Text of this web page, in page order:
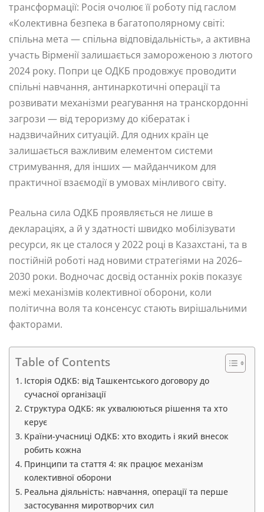
трансформації: Росія очолює її роботу під гаслом
«Колективна безпека в багатополярному світі:
спільна мета — спільна відповідальність», а активна
участь Вірменії залишається замороженою з лютого
2024 року. Попри це ОДКБ продовжує проводити
спільні навчання, антинаркотичні операції та
розвивати механізми реагування на транскордонні
загрози — від тероризму до кібератак і
надзвичайних ситуацій. Для одних країн це
залишається важливим елементом системи
стримування, для інших — майданчиком для
практичної взаємодії в умовах мінливого світу.
Реальна сила ОДКБ проявляється не лише в
деклараціях, а й у здатності швидко мобілізувати
ресурси, як це сталося у 2022 році в Казахстані, та в
постійній роботі над новими стратегіями на 2026–
2030 роки. Водночас досвід останніх років показує
межі механізмів колективної оборони, коли
політична воля та консенсус стають вирішальними
факторами.
Table of Contents
Історія ОДКБ: від Ташкентського договору до
сучасної організації
Структура ОДКБ: як ухвалюються рішення та хто
керує
Країни-учасниці ОДКБ: хто входить і який внесок
робить кожна
Принципи та стаття 4: як працює механізм
колективної оборони
Реальна діяльність: навчання, операції та перше
застосування миротворчих сил